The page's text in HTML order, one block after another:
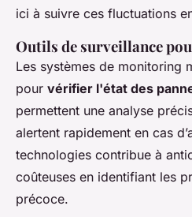
ici à suivre ces fluctuations
Outils de surveillance
Les systèmes de monitoring
pour vérifier l'état des
permettent une analyse
alertent rapidement en cas
technologies contribue à
coûteuses en identifiant les
précoce.